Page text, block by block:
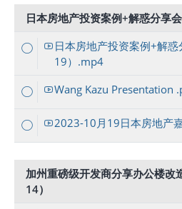
日本房地产投资案例+解惑分享
日本房地产投资案例+解
19）.mp4
Wang Kazu Presentation
2023-10月19日本房地产
加州重磅级开发商分享办公楼改
14）